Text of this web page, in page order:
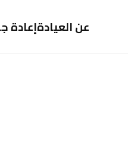
عن العيادةإعادة